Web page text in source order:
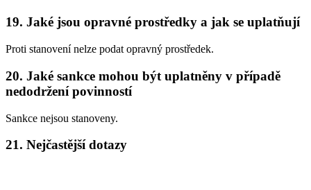
19. Jaké jsou opravné prostředky a jak se uplatňují
Proti stanovení nelze podat opravný prostředek.
20. Jaké sankce mohou být uplatněny v případě
nedodržení povinností
Sankce nejsou stanoveny.
21. Nejčastější dotazy